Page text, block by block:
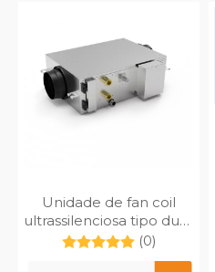
Unidade de fan coil
ultrassilenciosa tipo duto
de pequeno espaço
(0)